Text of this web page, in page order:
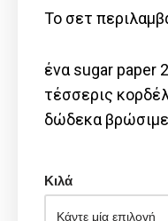
Το σετ
ένα sugar paper
τέσσερις
δώδεκα
Κιλά